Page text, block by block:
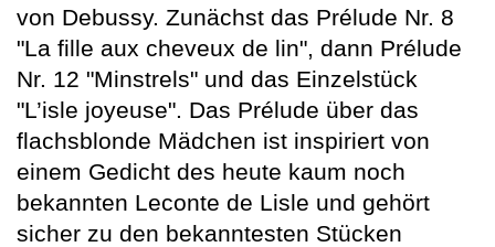
von Debussy. Zunächst das Prélude Nr. 8
"La fille aux cheveux de lin", dann Prélude
Nr. 12 "Minstrels" und das Einzelstück
"L’isle joyeuse". Das Prélude über das
flachsblonde Mädchen ist inspiriert von
einem Gedicht des heute kaum noch
bekannten Leconte de Lisle und gehört
sicher zu den bekanntesten Stücken